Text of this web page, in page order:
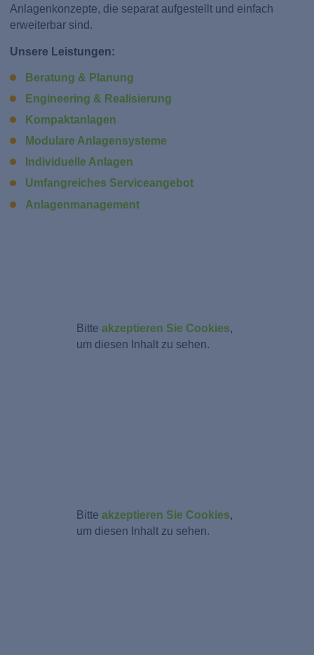
Anlagenkonzepte, die separat aufgestellt und einfach
erweiterbar sind.
Unsere Leistungen:
Beratung & Planung
Engineering & Realisierung
Kompaktanlagen
Modulare Anlagensysteme
Individuelle Anlagen
Umfangreiches Serviceangebot
Anlagenmanagement
Bitte akzeptieren Sie Cookies,
um diesen Inhalt zu sehen.
Bitte akzeptieren Sie Cookies,
um diesen Inhalt zu sehen.